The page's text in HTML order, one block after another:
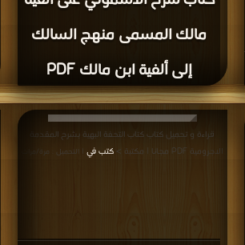
مالك المسمى منهج السالك
إلى ألفية ابن مالك PDF
قراءة و تحميل كتاب كتاب التحفة البهية بشرح المقدمة
الاجرومية PDF مجانا | مكتبة >
كتب في | التحميل : مرة/مرات